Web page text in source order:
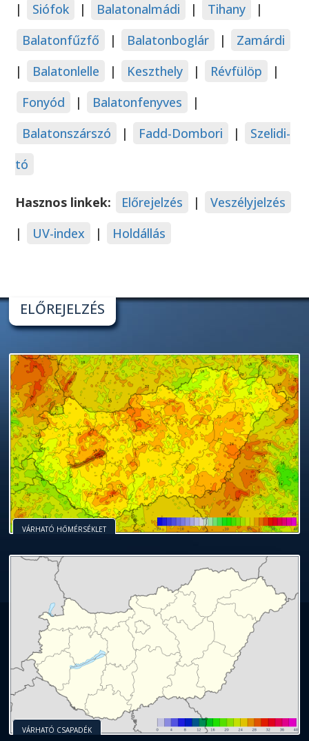
|
Siófok | Balatonalmádi | Tihany
|
Balatonfűzfő
| Balatonboglár |
Zamárdi
|
Balatonlelle | Keszthely | Révfülöp
|
Fonyód
| Balatonfenyves
|
Balatonszárszó
| Fadd-Dombori |
Szelidi-
tó
Hasznos linkek: Előrejelzés |
Veszélyjelzés
|
UV-index | Holdállás
ELŐREJELZÉS
VÁRHATÓ HŐMÉRSÉKLET
VÁRHATÓ CSAPADÉK